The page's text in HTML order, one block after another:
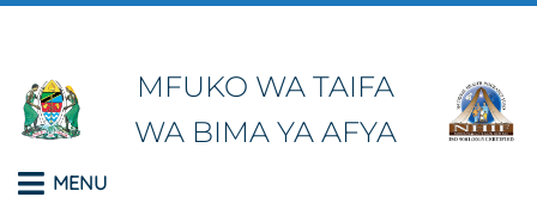
MFUKO WA TAIFA
WA BIMA YA AFYA
MENU